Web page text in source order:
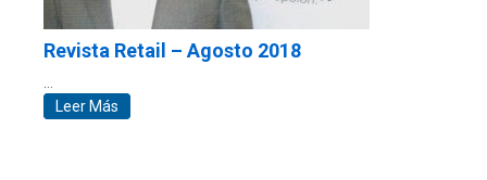
Revista Retail – Agosto 2018
Leer Más